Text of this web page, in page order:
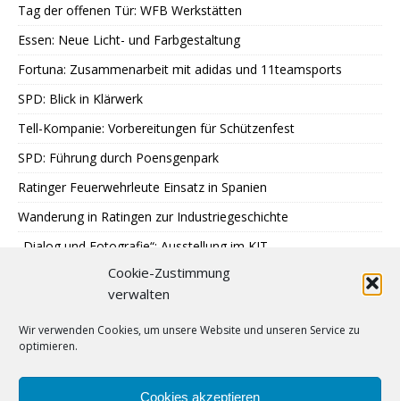
Cookie-Zustimmung
verwalten
Wir verwenden Cookies, um unsere Website und unseren Service zu
optimieren.
Cookies akzeptieren
Tag der offenen Tür: WFB Werkstätten
Essen: Neue Licht- und Farbgestaltung
Fortuna: Zusammenarbeit mit adidas und 11teamsports
SPD: Blick in Klärwerk
Tell-Kompanie: Vorbereitungen für Schützenfest
SPD: Führung durch Poensgenpark
Ratinger Feuerwehrleute Einsatz in Spanien
Wanderung in Ratingen zur Industriegeschichte
„Dialog und Fotografie“: Ausstellung im KIT
Sondereinsatz der Polizei in Ratingen
Erstes Urteil gegen Betrügerbande
Möschesonntag: Bruderschaft beginnt Schützenfest
Finne Patrik Jääskeläinen stürmt für Ice Aliens